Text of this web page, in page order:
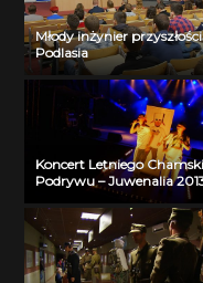
Młody inżynier
Podlasia
Koncert Letniego
Podrywu – Juwenalia